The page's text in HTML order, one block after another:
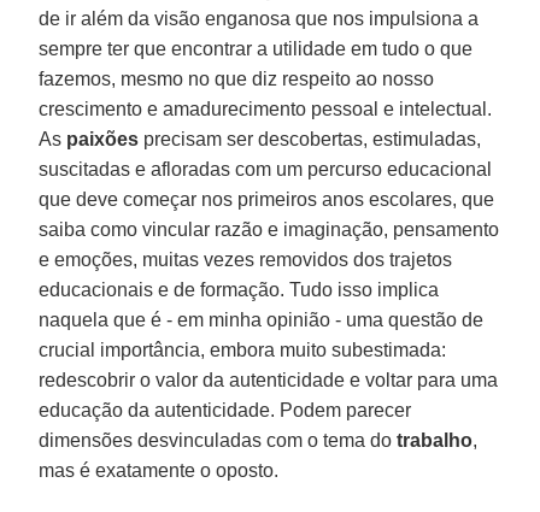
de ir além da visão enganosa que nos impulsiona a
sempre ter que encontrar a utilidade em tudo o que
fazemos, mesmo no que diz respeito ao nosso
crescimento e amadurecimento pessoal e intelectual.
As paixões precisam ser descobertas, estimuladas,
suscitadas e afloradas com um percurso educacional
que deve começar nos primeiros anos escolares, que
saiba como vincular razão e imaginação, pensamento
e emoções, muitas vezes removidos dos trajetos
educacionais e de formação. Tudo isso implica
naquela que é - em minha opinião - uma questão de
crucial importância, embora muito subestimada:
redescobrir o valor da autenticidade e voltar para uma
educação da autenticidade. Podem parecer
dimensões desvinculadas com o tema dotrabalho,
mas é exatamente o oposto.